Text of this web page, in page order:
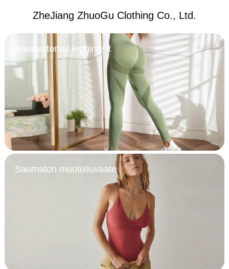
ZheJiang ZhuoGu Clothing Co., Ltd.
Saumattomat leggingsit
Saumaton muotoiluvaate